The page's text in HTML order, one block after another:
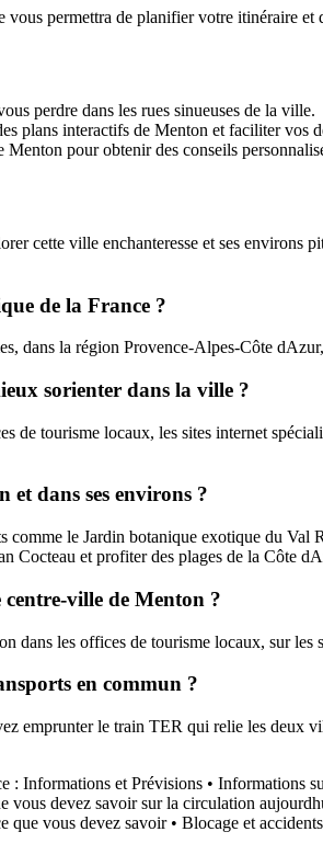
permettra de planifier votre itinéraire
perdre dans les rues sinueuses de la ville.
plans interactifs de Menton et faciliter vos
pour obtenir des conseils
cette ville enchanteresse et ses environs
de la France ?
dans la région Provence-Alpes-Côte
sorienter dans la ville ?
tourisme locaux, les sites internet
et dans ses environs ?
le Jardin botanique exotique du
Cocteau et profiter des plages de la Côte
centre-ville de Menton ?
dans les offices de tourisme locaux, sur
en commun ?
emprunter le train TER qui relie les deux
: Informations et Prévisions • Informations
vous devez savoir sur la circulation
que vous devez savoir• Blocage et